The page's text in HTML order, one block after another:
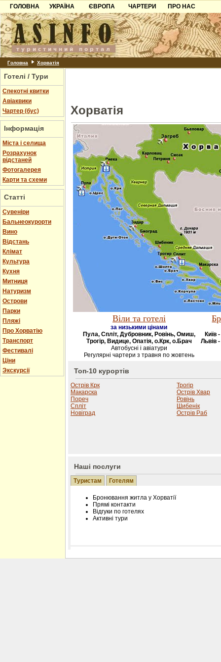
ГОЛОВНА
УКРАЇНА
Карпати
Азов
Причорноморря
Шацьк
ЄВРОПА
Чорногорія
Хорватія
Болгарія
ЧАРТЕРИ
ПРО НАС
Контакти
Партнерам
Додати готель
Головна Хорватія
Готелі / Тури
Спекотні квитки
Авіаквики
Чартер (бус)
Інформація
Міста і селища
Розрахунок
відстаней
Фотогалерея
Карти та схеми
Статті
Cувеніри
Бальнеокурорти
Вино
Відстань
Клімат
Культура
Кухня
Митниця
Натуризм
Острови
Парки
Пляжі
Про Хорватію
Транспорт
Фестивалі
Ціни
Экскурсії
Хорватія
Віли та готелі
за низькими цінами
Пула, Спліт, Дубровник, Ровінь, Омиш,
Трогір, Видице, Опатія, о.Крк, о.Брач
Автобусні і авіатури
Регулярні чартери з травня по жовтень
Київ
Львів
Топ-10 курортів
Острів Крк
Макарска
Пореч
Спліт
Новіград
Трогір
Острів Хвар
Ровінь
Шибенік
Острів Раб
Наші послуги
Туристам Готелям
Бронювання житла у Хорватії
Прямі контакти
Відгуки по готелях
Активні тури
Розміщення інформації про готель на